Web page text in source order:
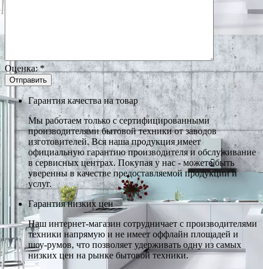
Оценка:*
Гарантия качества на товар
Мы работаем только с сертифицированными
производителями бытовой техники от заводов
изготовителей. Вся наша продукция имеет
официальную гарантию производителя и обслуживание
в сервисных центрах. Покупая у нас - можете быть
уверенны в качестве предоставляемой продукции и
услуг.
Гарантия низких цен
Наш интернет-магазин сотрудничает с производителями
техники напрямую и не имеет оффлайн площадей и
шоу-румов, что позволяет удерживать одну из самых
низких цен на рынке бытовой техники.